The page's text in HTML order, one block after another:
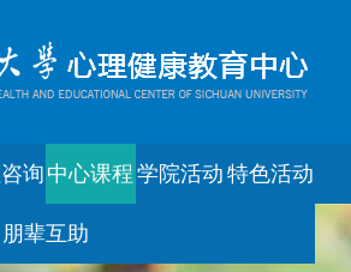
询中心课程学院活动特色活动
朋辈互助